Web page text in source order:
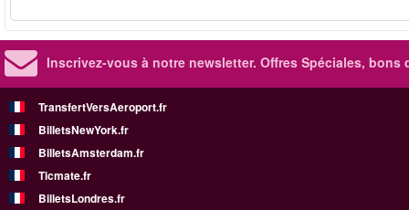
Inscrivez-vous à notre newsletter. Offres Spéciales, bons
TransfertVersAeroport.fr
BilletsNewYork.fr
BilletsAmsterdam.fr
Ticmate.fr
BilletsLondres.fr